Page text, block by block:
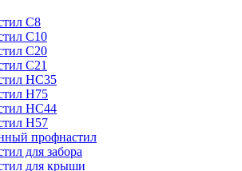
С8
С10
С20
С21
НС35
Н75
HC44
Н57
профнастил
для забора
для крыши